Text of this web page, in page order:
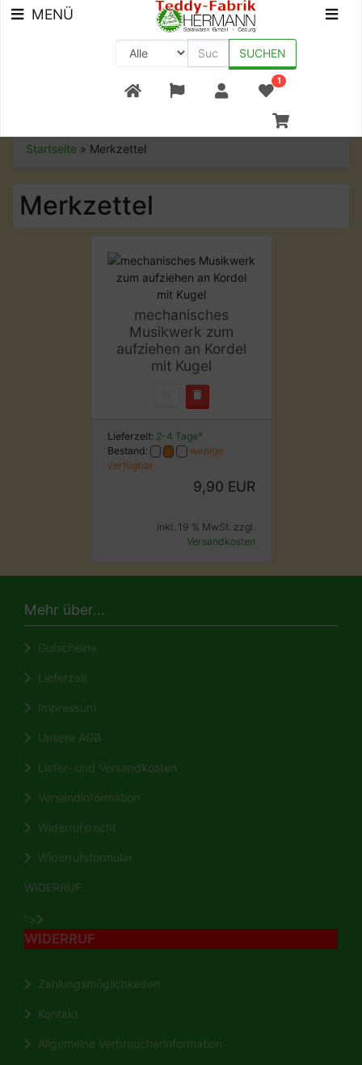
+49 (0) 9561-8590-0
MENÜ
SUCHEN
1
Startseite » Merkzettel
Merkzettel
mechanisches
Musikwerk zum
aufziehen an Kordel
mit Kugel
Lieferzeit: 2-4 Tage*
Bestand:
wenige
verfügbar
9,90 EUR
inkl. 19 % MwSt. zzgl.
Versandkosten
Mehr über...
Gutscheine
Lieferzeit
Impressum
Unsere AGB
Liefer- und Versandkosten
Versandinformation
Widerrufsrecht
Widerrufsformular
WIDERRUF
">
WIDERRUF
Zahlungsmöglichkeiten
Kontakt
Allgemeine Verbraucherinformation